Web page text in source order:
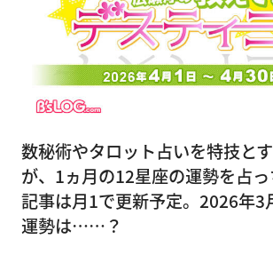
数秘術やタロット占いを特技と
が、1ヵ月の12星座の運勢を占っ
記事は月1で更新予定。2026年3
運勢は……？